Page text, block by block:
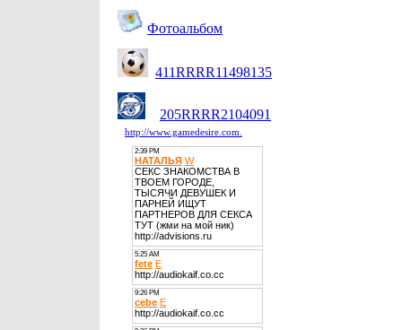
Фотоальбом
411RRRR11498135
205RRRR2104091
http://www.gamedesire.com.